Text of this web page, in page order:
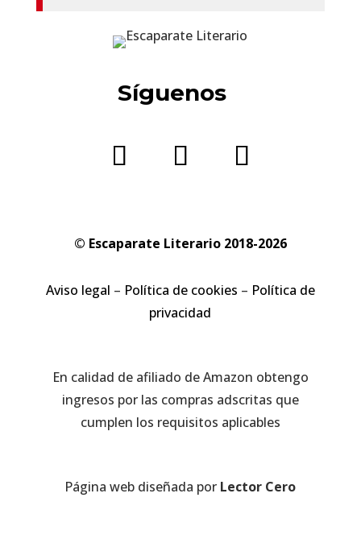
Síguenos
© Escaparate Literario 2018-2026
Aviso legal – Política de cookies – Política de
privacidad
En calidad de afiliado de Amazon obtengo
ingresos por las compras adscritas que
cumplen los requisitos aplicables
Página web diseñada por Lector Cero